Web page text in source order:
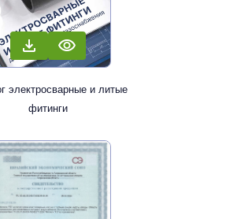
электросварные и литые
фитинги